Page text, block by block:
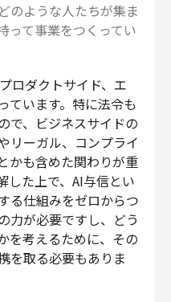
のような人たちが集ま
って事業をつくってい
ロダクトサイド、エ
ています。特に法令も
で、ビジネスサイドの
リーガル、コンプライ
かも含めた関わりが重
した上で、AI与信とい
る仕組みをゼロからつ
力が必要ですし、どう
を考えるために、その
を取る必要もありま